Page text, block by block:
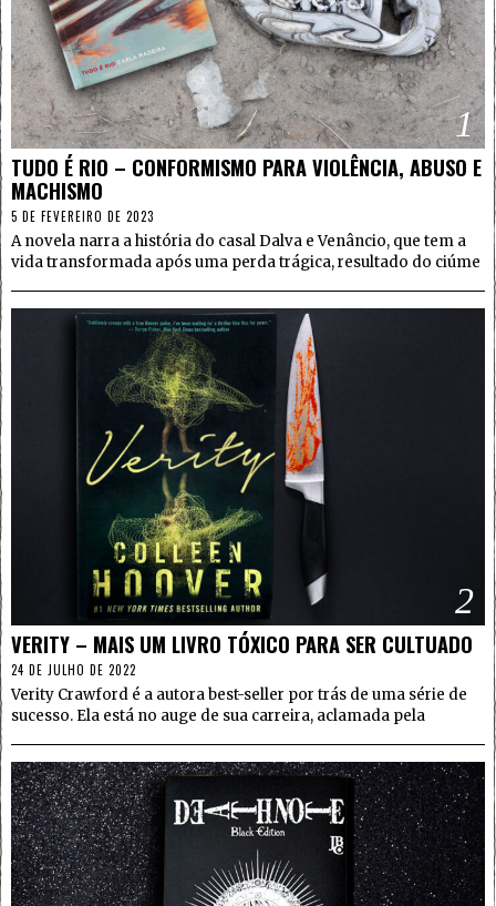
1
TUDO É RIO – CONFORMISMO PARA VIOLÊNCIA, ABUSO E
MACHISMO
5 DE FEVEREIRO DE 2023
A novela narra a história do casal Dalva e Venâncio, que tem a
vida transformada após uma perda trágica, resultado do ciúme
2
VERITY – MAIS UM LIVRO TÓXICO PARA SER CULTUADO
24 DE JULHO DE 2022
Verity Crawford é a autora best-seller por trás de uma série de
sucesso. Ela está no auge de sua carreira, aclamada pela